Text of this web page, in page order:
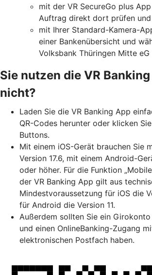
mit der VR SecureGo plus
Auftrag direkt dort prüfen
mit Ihrer Standard-Kamera-
einer Bankenübersicht und
Volksbank Thüringen Mitte eG
Sie nutzen die VR
nicht?
Laden Sie die VR Banking App
QR-Codes herunter oder klicken
Buttons.
Mit einem iOS-Gerät brauchen Sie
Version 17.6, mit einem Android-
oder höher. Für die Funktion
der VR Banking App gilt aus
Mindestvoraussetzung für iOS die
für Android die Version 11.
Außerdem sollten Sie ein
und einen OnlineBanking-Zugang
elektronischen Postfach haben.